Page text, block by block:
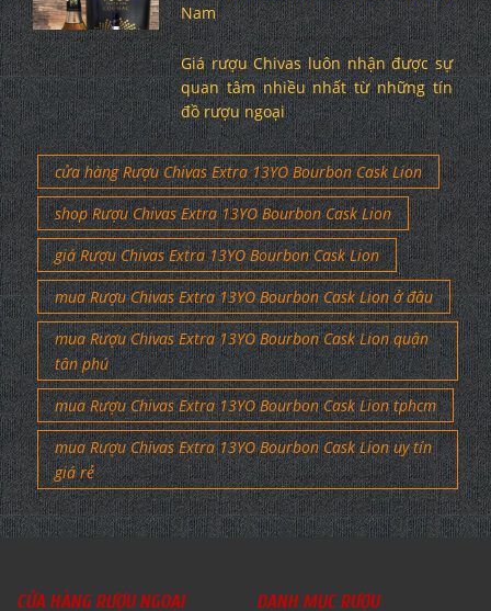
Nam
Giá rượu Chivas luôn nhận được sự
quan tâm nhiều nhất từ những tín
đồ rượu ngoại
cửa hàng Rượu Chivas Extra 13YO Bourbon Cask Lion
shop Rượu Chivas Extra 13YO Bourbon Cask Lion
giá Rượu Chivas Extra 13YO Bourbon Cask Lion
mua Rượu Chivas Extra 13YO Bourbon Cask Lion ở đâu
mua Rượu Chivas Extra 13YO Bourbon Cask Lion quận
tân phú
mua Rượu Chivas Extra 13YO Bourbon Cask Lion tphcm
mua Rượu Chivas Extra 13YO Bourbon Cask Lion uy tín
giá rẻ
CỬA HÀNG RƯỢU NGOẠI DANH MỤC RƯỢU